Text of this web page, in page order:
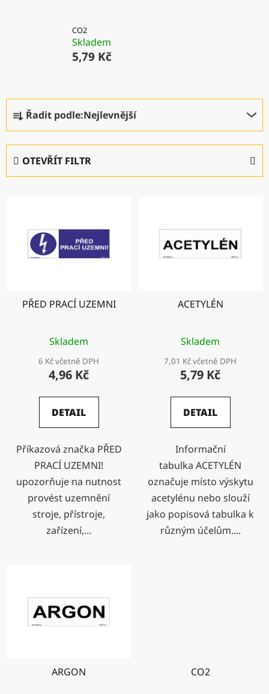
CO2
Skladem
5,79 Kč
Ř
z
Řadit podle:Nejlevnější
OTEVŘÍT FILTR
PŘED PRACÍ UZEMNI
Skladem
6 Kč včetně DPH
4,96 Kč
DETAIL
Příkazová značka PŘED
PRACÍ UZEMNI!
upozorňuje na nutnost
provést uzemnění
stroje, přístroje,
zařízení,...
ACETYLÉN
Skladem
7,01 Kč včetně DPH
5,79 Kč
DETAIL
Informační
tabulka ACETYLÉN
označuje místo výskytu
acetylénu nebo slouží
jako popisová tabulka k
různým účelům....
ARGON CO2